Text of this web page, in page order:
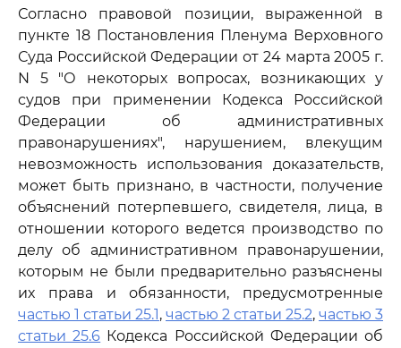
Согласно правовой позиции, выраженной в
пункте 18 Постановления Пленума Верховного
Суда Российской Федерации от 24 марта 2005 г.
N 5 "О некоторых вопросах, возникающих у
судов при применении Кодекса Российской
Федерации об административных
правонарушениях", нарушением, влекущим
невозможность использования доказательств,
может быть признано, в частности, получение
объяснений потерпевшего, свидетеля, лица, в
отношении которого ведется производство по
делу об административном правонарушении,
которым не были предварительно разъяснены
их права и обязанности, предусмотренные
частью 1 статьи 25.1, частью 2 статьи 25.2, частью 3
статьи 25.6 Кодекса Российской Федерации об